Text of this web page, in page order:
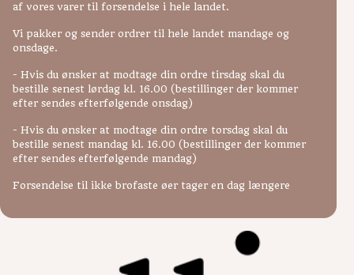
af vores varer til forsendelse i hele landet.
Vi pakker og sender ordrer til hele landet mandage og
onsdage.
- Hvis du ønsker at modtage din ordre tirsdag skal du
bestille senest lørdag kl. 16.00 (bestillinger der kommer
efter sendes efterfølgende onsdag)
- Hvis du ønsker at modtage din ordre torsdag skal du
bestille senest mandag kl. 16.00 (bestillinger der kommer
efter sendes efterfølgende mandag)
Forsendelse til ikke brofaste øer tager en dag længere